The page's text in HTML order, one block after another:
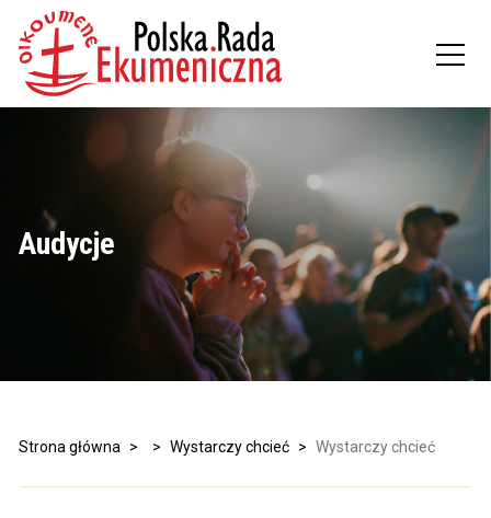
Audycje
Strona główna > > Wystarczy chcieć > Wystarczy chcieć